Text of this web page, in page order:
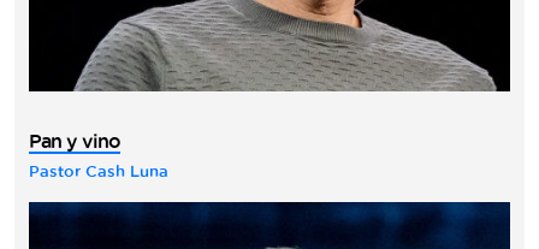
Pan y vino
Pastor Cash Luna